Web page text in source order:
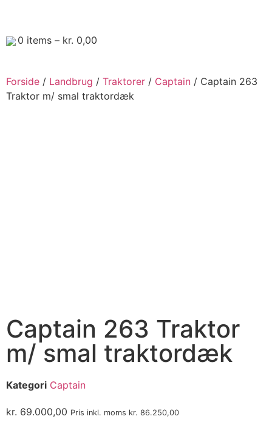
0 items – kr. 0,00
Forside / Landbrug / Traktorer / Captain / Captain 263
Traktor m/ smal traktordæk
Captain 263 Traktor
m/ smal traktordæk
Kategori Captain
kr. 69.000,00 Pris inkl. moms kr. 86.250,00